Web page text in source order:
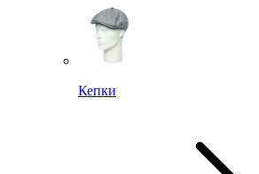
Кепки